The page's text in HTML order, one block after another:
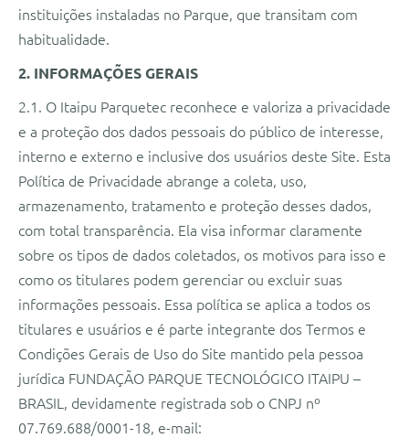
instituições instaladas no Parque, que transitam com
habitualidade.
2. INFORMAÇÕES GERAIS
2.1. O Itaipu Parquetec reconhece e valoriza a privacidade
e a proteção dos dados pessoais do público de interesse,
interno e externo e inclusive dos usuários deste Site. Esta
Política de Privacidade abrange a coleta, uso,
armazenamento, tratamento e proteção desses dados,
com total transparência. Ela visa informar claramente
sobre os tipos de dados coletados, os motivos para isso e
como os titulares podem gerenciar ou excluir suas
informações pessoais. Essa política se aplica a todos os
titulares e usuários e é parte integrante dos Termos e
Condições Gerais de Uso do Site mantido pela pessoa
jurídica FUNDAÇÃO PARQUE TECNOLÓGICO ITAIPU –
BRASIL, devidamente registrada sob o CNPJ nº
07.769.688/0001-18, e-mail: